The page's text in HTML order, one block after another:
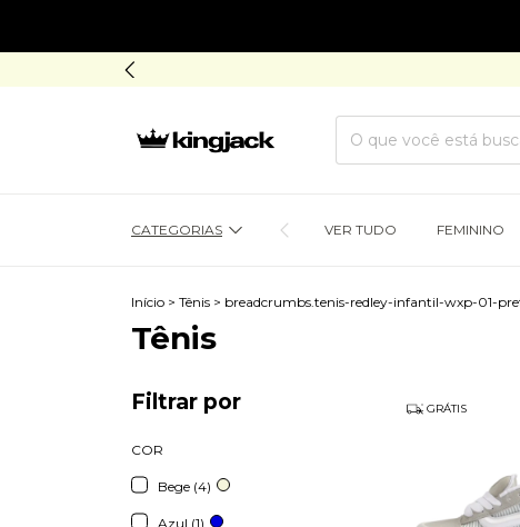
CATEGORIAS VER TUDO FEMININO
Início > Tênis > breadcrumbs.tenis-redley-infantil-wxp-01-
Tênis
Filtrar por
COR
Bege (4)
Azul (1)
GRÁTIS